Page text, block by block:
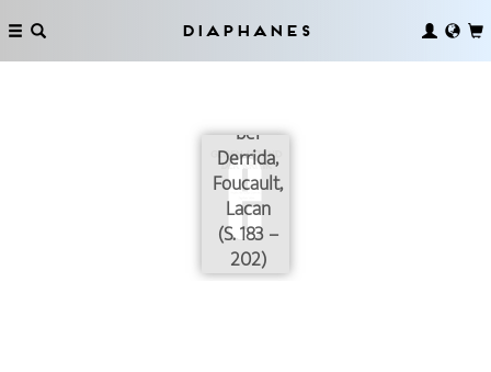
Diaphanes
bei
Derrida,
Foucault,
Lacan
(S. 183 –
202)